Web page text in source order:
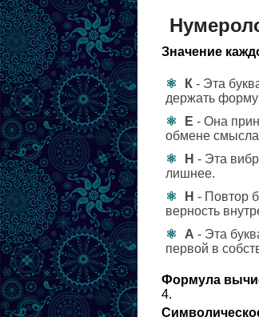
Значение
К - Эта
держать
Е - Она
обмене
Н - Эта
лишнее.
Н - Повтор
верность
А - Эта
первой в
Формула
4.